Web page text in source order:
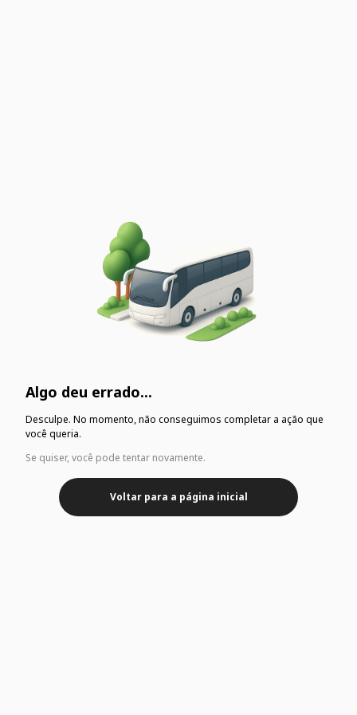
Algo deu errado...
Desculpe. No momento, não conseguimos completar a ação que
você queria.
Se quiser, você pode tentar novamente.
Voltar para a página inicial